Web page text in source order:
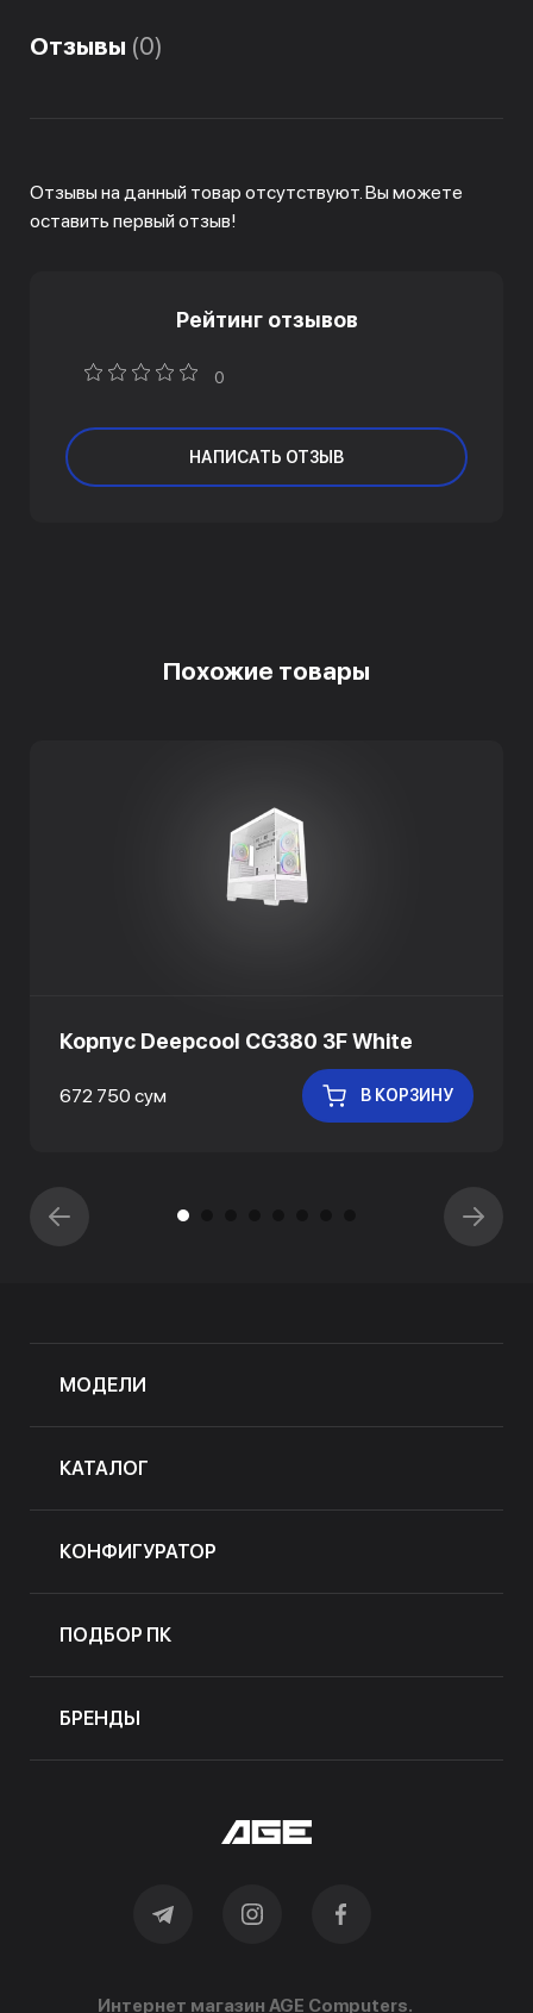
Отзывы (0)
Отзывы на данный товар отсутствуют. Вы можете
оставить первый отзыв!
Рейтинг отзывов
0
НАПИСАТЬ ОТЗЫВ
Похожие товары
Корпус Deepcool CG380 3F White
672 750 сум В КОРЗИНУ
МОДЕЛИ
КАТАЛОГ
КОНФИГУРАТОР
ПОДБОР ПК
БРЕНДЫ
Интернет магазин AGE Computers.